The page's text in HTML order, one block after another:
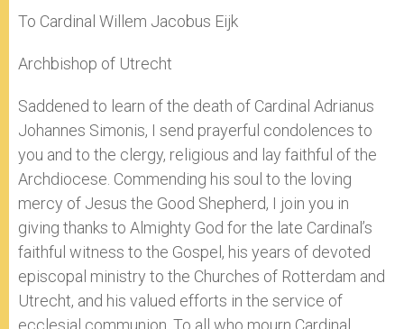
To Cardinal Willem Jacobus Eijk
Archbishop of Utrecht
Saddened to learn of the death of Cardinal Adrianus
Johannes Simonis, I send prayerful condolences to
you and to the clergy, religious and lay faithful of the
Archdiocese. Commending his soul to the loving
mercy of Jesus the Good Shepherd, I join you in
giving thanks to Almighty God for the late Cardinal’s
faithful witness to the Gospel, his years of devoted
episcopal ministry to the Churches of Rotterdam and
Utrecht, and his valued efforts in the service of
ecclesial communion. To all who mourn Cardinal